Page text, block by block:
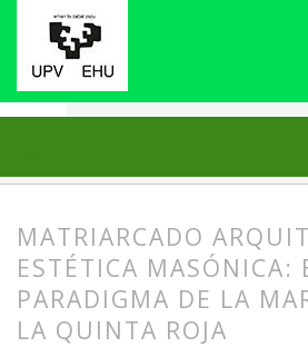
MATRIARCADO
ESTÉTICA MASÓNICA:
PARADIGMA DE LA
LA QUINTA ROJA